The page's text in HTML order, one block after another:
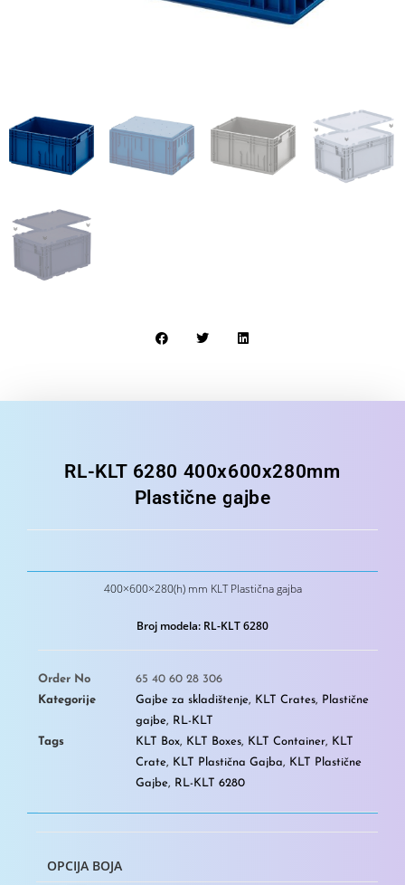
RL-KLT 6280 400x600x280mm
Plastične gajbe
400×600×280(h) mm KLT Plastična gajba
Broj modela: RL-KLT 6280
Order No
65 40 60 28 306
Kategorije
Gajbe za skladištenje, KLT Crates, Plastične
gajbe, RL-KLT
Tags
KLT Box, KLT Boxes, KLT Container, KLT
Crate, KLT Plastična Gajba, KLT Plastične
Gajbe, RL-KLT 6280
OPCIJA BOJA